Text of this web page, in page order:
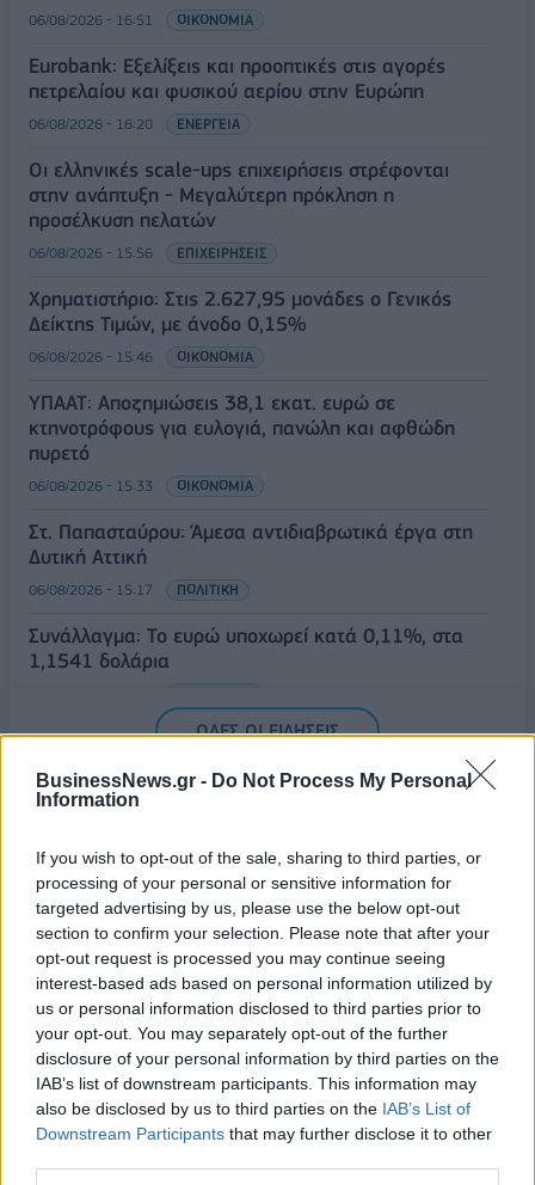
BusinessNews.gr - Do Not Process My Personal
Information
If you wish to opt-out of the sale, sharing to third parties, or
processing of your personal or sensitive information for
targeted advertising by us, please use the below opt-out
section to confirm your selection. Please note that after your
opt-out request is processed you may continue seeing
interest-based ads based on personal information utilized by
us or personal information disclosed to third parties prior to
your opt-out. You may separately opt-out of the further
disclosure of your personal information by third parties on the
IAB’s list of downstream participants. This information may
also be disclosed by us to third parties on the IAB’s List of
Downstream Participants that may further disclose it to other
06/08/2026 - 16:51 ΟΙΚΟΝΟΜΙΑ
Eurobank: Εξελίξεις και προοπτικές στις αγορές
πετρελαίου και φυσικού αερίου στην Ευρώπη
06/08/2026 - 16:20 ΕΝΕΡΓΕΙΑ
Οι ελληνικές scale-ups επιχειρήσεις στρέφονται
στην ανάπτυξη - Μεγαλύτερη πρόκληση η
προσέλκυση πελατών
06/08/2026 - 15:56 ΕΠΙΧΕΙΡΗΣΕΙΣ
Χρηματιστήριο: Στις 2.627,95 μονάδες ο Γενικός
Δείκτης Τιμών, με άνοδο 0,15%
06/08/2026 - 15:46 ΟΙΚΟΝΟΜΙΑ
ΥΠΑΑΤ: Αποζημιώσεις 38,1 εκατ. ευρώ σε
κτηνοτρόφους για ευλογιά, πανώλη και αφθώδη
πυρετό
06/08/2026 - 15:33 ΟΙΚΟΝΟΜΙΑ
Στ. Παπασταύρου: Άμεσα αντιδιαβρωτικά έργα στη
Δυτική Αττική
06/08/2026 - 15:17 ΠΟΛΙΤΙΚΗ
Συνάλλαγμα: Το ευρώ υποχωρεί κατά 0,11%, στα
1,1541 δολάρια
ΟΛΕΣ ΟΙ ΕΙΔΗΣΕΙΣ
ΔΗΜΟΦΙΛΗ
Β.Σ. Καρούλιας: Τζίρος 98,7 εκατ. ευρώ και
αύξηση κερδών 57% - Τα νέα στοιχήματα σε low
& non alcohol
06/08/2026 - 11:48 ΕΠΙΧΕΙΡΗΣΕΙΣ